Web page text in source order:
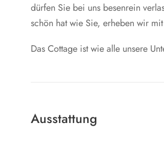
dürfen Sie bei uns besenrein
schön hat wie Sie, erheben wir
Das Cottage ist wie alle unsere
Ausstattung